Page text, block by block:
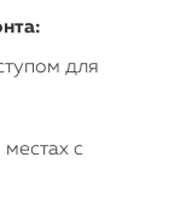
для
с